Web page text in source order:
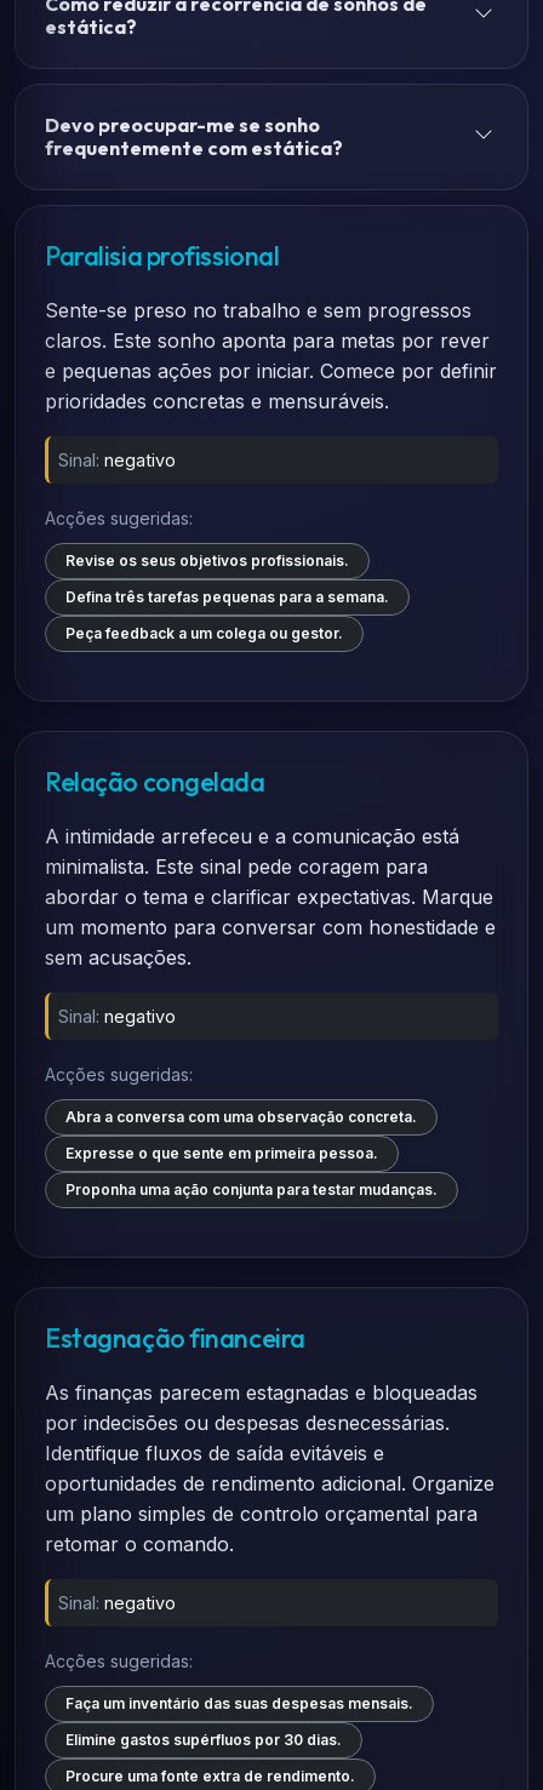
estática?
Devo preocupar-me se sonho
frequentemente com estática?
Paralisia profissional
Sente-se preso no trabalho e sem progressos
claros. Este sonho aponta para metas por rever
e pequenas ações por iniciar. Comece por definir
prioridades concretas e mensuráveis.
Sinal: negativo
Acções sugeridas:
Revise os seus objetivos profissionais.
Defina três tarefas pequenas para a semana.
Peça feedback a um colega ou gestor.
Relação congelada
A intimidade arrefeceu e a comunicação está
minimalista. Este sinal pede coragem para
abordar o tema e clarificar expectativas. Marque
um momento para conversar com honestidade e
sem acusações.
Sinal: negativo
Acções sugeridas:
Abra a conversa com uma observação concreta.
Expresse o que sente em primeira pessoa.
Proponha uma ação conjunta para testar mudanças.
Estagnação financeira
As finanças parecem estagnadas e bloqueadas
por indecisões ou despesas desnecessárias.
Identifique fluxos de saída evitáveis e
oportunidades de rendimento adicional. Organize
um plano simples de controlo orçamental para
retomar o comando.
Sinal: negativo
Acções sugeridas:
Faça um inventário das suas despesas mensais.
Elimine gastos supérfluos por 30 dias.
Procure uma fonte extra de rendimento.